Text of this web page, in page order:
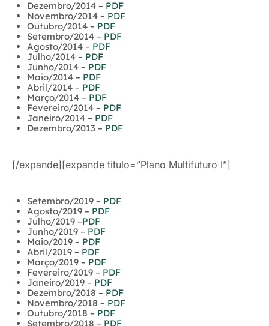
Dezembro/2014 – PDF
Novembro/2014 – PDF
Outubro/2014 – PDF
Setembro/2014 – PDF
Agosto/2014 – PDF
Julho/2014 – PDF
Junho/2014 – PDF
Maio/2014 – PDF
Abril/2014 – PDF
Março/2014 – PDF
Fevereiro/2014 – PDF
Janeiro/2014 – PDF
Dezembro/2013 – PDF
[/expande][expande titulo=”Plano Multifuturo I”]
Setembro/2019 – PDF
Agosto/2019 – PDF
Julho/2019 –PDF
Junho/2019 – PDF
Maio/2019 – PDF
Abril/2019 – PDF
Março/2019 – PDF
Fevereiro/2019 – PDF
Janeiro/2019 – PDF
Dezembro/2018 – PDF
Novembro/2018 – PDF
Outubro/2018 – PDF
Setembro/2018 – PDF